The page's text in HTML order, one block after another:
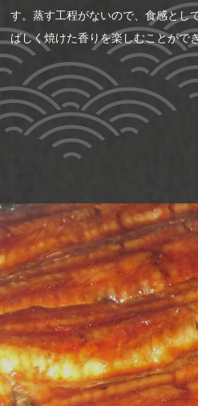
す。蒸す工程がないので、食感とし
ばしく焼けた香りを楽しむことがで